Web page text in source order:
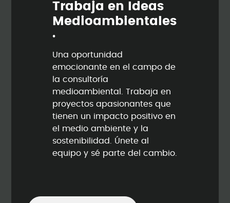
Trabaja en Ideas
Medioambienta les
.
Una oportunidad
emocionante en el campo de
la consultoría
medioambiental. Trabaja en
proyectos apasionantes que
tienen un impacto positivo en
el medio ambiente y la
sostenibilidad. Únete al
equipo y sé parte del cambio.